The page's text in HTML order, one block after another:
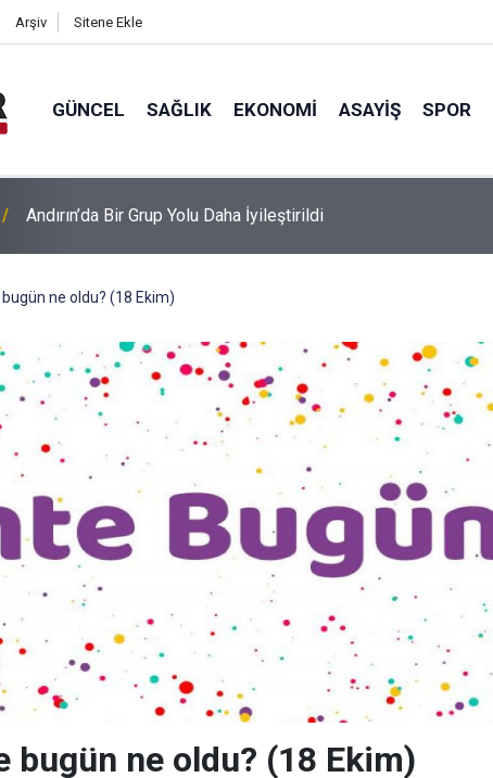
Arşiv Sitene Ekle
GÜNCEL SAĞLIK EKONOMI ASAYIŞ SPOR
Andırın’da Bir Grup Yolu Daha İyileştirildi
ne oldu? (18 Ekim)
bugün ne oldu? (18 Ekim)